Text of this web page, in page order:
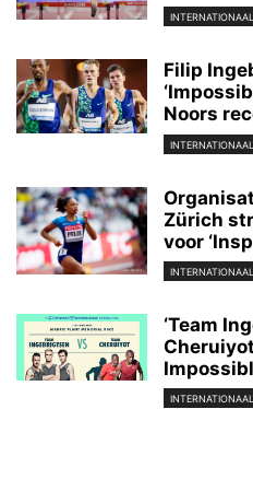
INTERNATIONAAL
Filip
Noors
INTERNATIONAAL
Zürich
voor
INTERNATIONAAL
‘Team
INTERNATIONAAL